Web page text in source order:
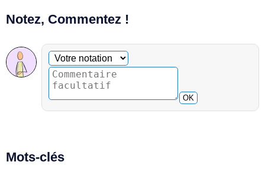
Notez, Commentez !
Commentaire facultatif
Votre notation
OK
Mots-clés